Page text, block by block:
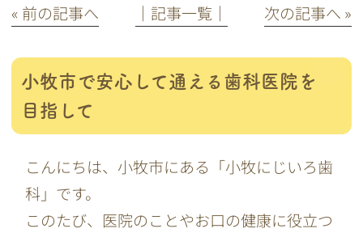
« 前の記事へ │記事一覧│ 次の記事へ »
小牧市で安心して通える歯科医院を
目指して
こんにちは、小牧市にある「小牧にじいろ歯
科」です。
このたび、医院のことやお口の健康に役立つ